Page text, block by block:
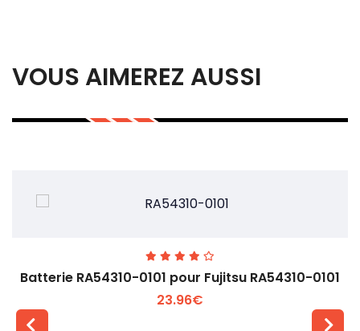
VOUS AIMEREZ AUSSI
Batterie RA54310-0101 pour Fujitsu RA54310-0101
23.96€